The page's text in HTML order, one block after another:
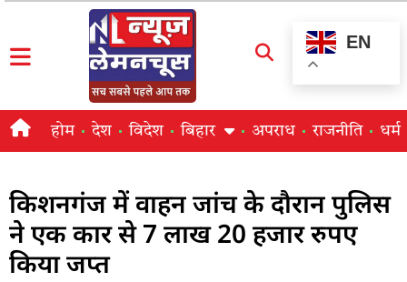
EN
होम देश विदेश बिहार अपराध राजनीति धर्म
किशनगंज में वाहन जांच के दौरान पुलिस
ने एक कार से 7 लाख 20 हजार रुपए
किया जप्त